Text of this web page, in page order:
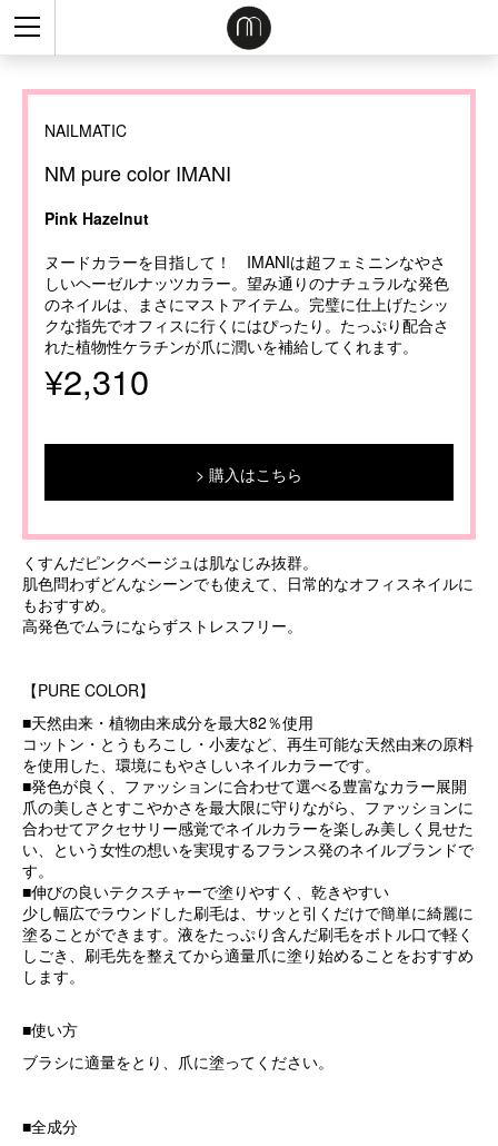
NAILMATIC
NM pure color IMANI
Pink Hazelnut
ヌードカラーを目指して！ IMANIは超フェミニンなやさ
しいヘーゼルナッツカラー。望み通りのナチュラルな発色
のネイルは、まさにマストアイテム。完璧に仕上げたシッ
クな指先でオフィスに行くにはぴったり。たっぷり配合さ
れた植物性ケラチンが爪に潤いを補給してくれます。
¥2,310
購入はこちら
くすんだピンクベージュは肌なじみ抜群。
肌色問わずどんなシーンでも使えて、日常的なオフィスネイルに
もおすすめ。
高発色でムラにならずストレスフリー。
【PURE COLOR】
■天然由来・植物由来成分を最大82％使用
コットン・とうもろこし・小麦など、再生可能な天然由来の原料
を使用した、環境にもやさしいネイルカラーです。
■発色が良く、ファッションに合わせて選べる豊富なカラー展開
爪の美しさとすこやかさを最大限に守りながら、ファッションに
合わせてアクセサリー感覚でネイルカラーを楽しみ美しく見せた
い、という女性の想いを実現するフランス発のネイルブランドで
す。
■伸びの良いテクスチャーで塗りやすく、乾きやすい
少し幅広でラウンドした刷毛は、サッと引くだけで簡単に綺麗に
塗ることができます。液をたっぷり含んだ刷毛をボトル口で軽く
しごき、刷毛先を整えてから適量爪に塗り始めることをおすすめ
します。
■使い方
ブラシに適量をとり、爪に塗ってください。
■全成分